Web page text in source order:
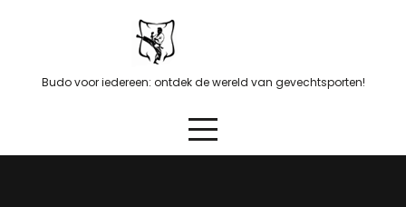
Budo voor iedereen: ontdek de wereld van gevechtsporten!